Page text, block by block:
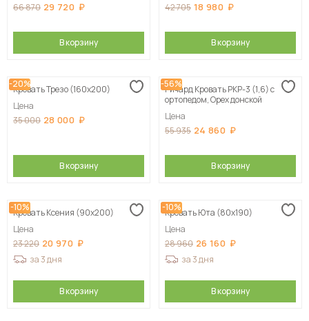
66 870 29 720
В корзину
42 705 18 980
В корзину
-20%
Кровать Трезо (160х200)
Цена
35 000 28 000
В корзину
-56%
Ричард Кровать РКР-3 (1,6) с
ортопедом, Орех донской
Цена
55 935 24 860
В корзину
-10%
Кровать Ксения (90х200)
Цена
23 220 20 970
за 3 дня
В корзину
-10%
Кровать Юта (80х190)
Цена
28 960 26 160
за 3 дня
В корзину